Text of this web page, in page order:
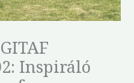
Inspiráló